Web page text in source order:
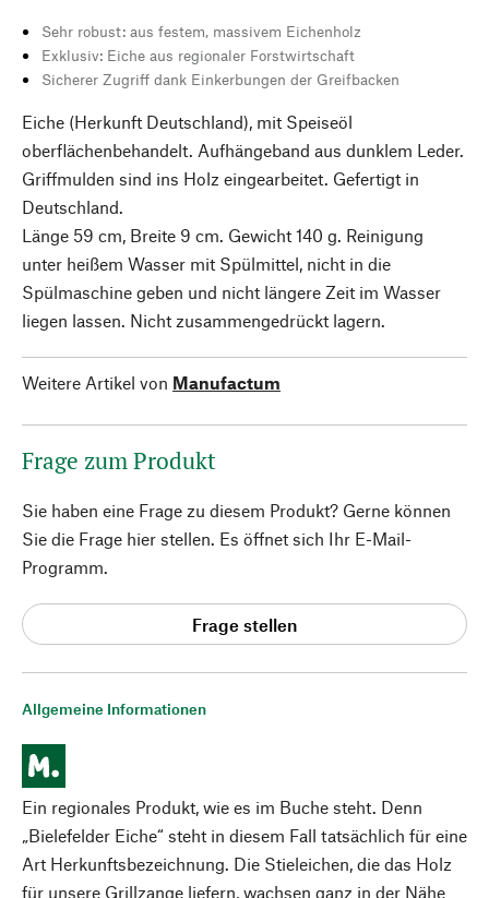
Allgemeine Informationen
Ein regionales Produkt, wie es im Buche steht. Denn
„Bielefelder Eiche“ steht in diesem Fall tatsächlich für eine
Art Herkunftsbezeichnung. Die Stieleichen, die das Holz
für unsere Grillzange liefern, wachsen ganz in der Nähe
Sehr robust: aus festem, massivem Eichenholz
Exklusiv: Eiche aus regionaler Forstwirtschaft
Sicherer Zugriff dank Einkerbungen der Greifbacken
Eiche (Herkunft Deutschland), mit Speiseöl
oberflächenbehandelt. Aufhängeband aus dunklem Leder.
Griffmulden sind ins Holz eingearbeitet. Gefertigt in
Deutschland.
Länge 59 cm, Breite 9 cm. Gewicht 140 g. Reinigung
unter heißem Wasser mit Spülmittel, nicht in die
Spülmaschine geben und nicht längere Zeit im Wasser
liegen lassen. Nicht zusammengedrückt lagern.
Weitere Artikel von Manufactum
Frage zum Produkt
Sie haben eine Frage zu diesem Produkt? Gerne können
Sie die Frage hier stellen. Es öffnet sich Ihr E-Mail-
Programm.
Frage stellen